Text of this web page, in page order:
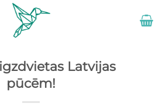
Latvijas
pūcēm!